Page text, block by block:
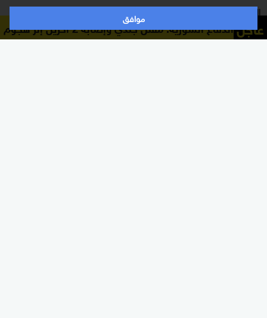
موافق
الشروط والأحكام
سياسة الخصوصية
البث المباشر
دليل البث
عاجل
وزارة الدفاع السورية: مقتل جندي وإصابة 2 آخرين إثر هجوم شنه مجهولون شرقي دير الزور